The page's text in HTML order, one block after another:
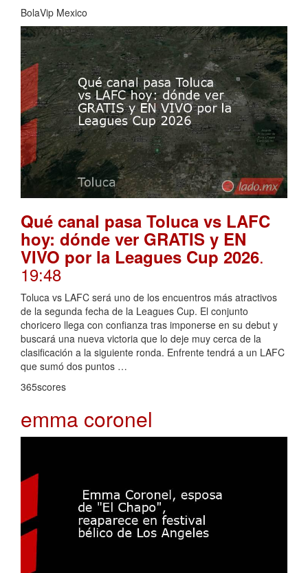
BolaVip Mexico
Qué canal pasa Toluca vs LAFC
hoy: dónde ver GRATIS y EN
VIVO por la Leagues Cup 2026.
19:48
Toluca vs LAFC será uno de los encuentros más atractivos
de la segunda fecha de la Leagues Cup. El conjunto
choricero llega con confianza tras imponerse en su debut y
buscará una nueva victoria que lo deje muy cerca de la
clasificación a la siguiente ronda. Enfrente tendrá a un LAFC
que sumó dos puntos …
365scores
emma coronel